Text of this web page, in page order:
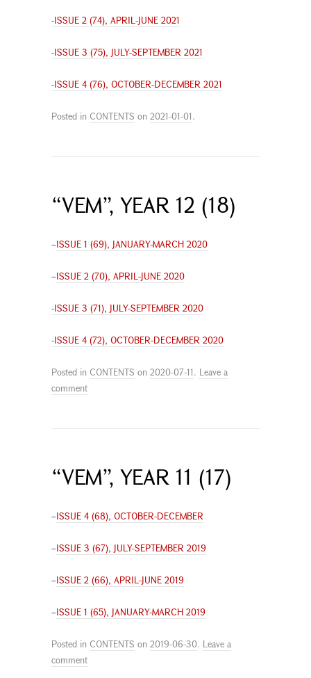
-ISSUE 2 (74), APRIL-JUNE 2021
-ISSUE 3 (75), JULY-SEPTEMBER 2021
-ISSUE 4 (76), OCTOBER-DECEMBER 2021
Posted in CONTENTS on 2021-01-01.
“VEM”, YEAR 12 (18)
–ISSUE 1 (69), JANUARY-MARCH 2020
–ISSUE 2 (70), APRIL-JUNE 2020
-ISSUE 3 (71), JULY-SEPTEMBER 2020
-ISSUE 4 (72), OCTOBER-DECEMBER 2020
Posted in CONTENTS on 2020-07-11. Leave a
comment
“VEM”, YEAR 11 (17)
–ISSUE 4 (68), OCTOBER-DECEMBER
–ISSUE 3 (67), JULY-SEPTEMBER 2019
–ISSUE 2 (66), APRIL-JUNE 2019
–ISSUE 1 (65), JANUARY-MARCH 2019
Posted in CONTENTS on 2019-06-30. Leave a
comment